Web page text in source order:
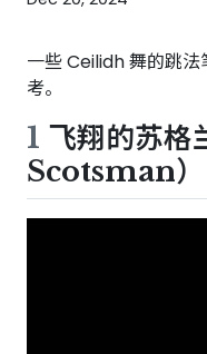
一些 Ceilidh 舞的跳
考。
1 飞翔的苏
Scotsman）